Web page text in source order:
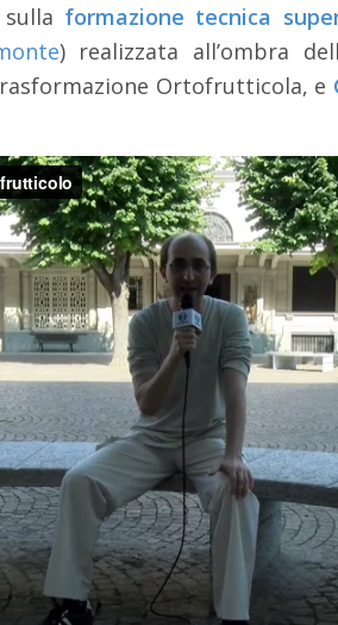
formazione tecnica
) realizzata all’ombra
Ortofrutticola, e